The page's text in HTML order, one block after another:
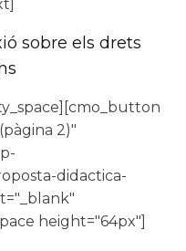
sobre els drets
2)"
didactica-
height="64px"]